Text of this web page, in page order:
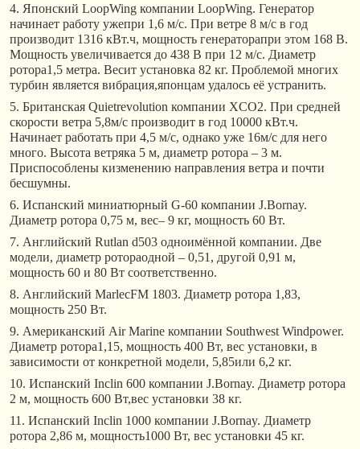
4. Японский LoopWing компании LoopWing. Генератор
начинает работу ужепри 1,6 м/с. При ветре 8 м/с в год
производит 1316 кВт.ч, мощность генераторапри этом 168 В.
Мощность увеличивается до 438 В при 12 м/с. Диаметр
ротора1,5 метра. Весит установка 82 кг. Проблемой многих
турбин является вибрация,японцам удалось её устранить.
5. Британская Quietrevolution компании XCO2. При средней
скорости ветра 5,8м/с производит в год 10000 кВт.ч.
Начинает работать при 4,5 м/с, однако уже 16м/с для него
много. Высота ветряка 5 м, диаметр ротора – 3 м.
Приспособлены кизменению направления ветра и почти
бесшумны.
6. Испанский миниатюрный G-60 компании J.Bornay.
Диаметр ротора 0,75 м, вес– 9 кг, мощность 60 Вт.
7. Английский Rutlan d503 одноимённой компании. Две
модели, диаметр ротораодной – 0,51, другой 0,91 м,
мощность 60 и 80 Вт соответственно.
8. Английский MarlecFM 1803. Диаметр ротора 1,83,
мощность 250 Вт.
9. Американский Air Marine компании Southwest Windpower.
Диаметр ротора1,15, мощность 400 Вт, вес установки, в
зависимости от конкретной модели, 5,85или 6,2 кг.
10. Испанский Inclin 600 компании J.Bornay. Диаметр ротора
2 м, мощность 600 Вт,вес установки 38 кг.
11. Испанский Inclin 1000 компании J.Bornay. Диаметр
ротора 2,86 м, мощность1000 Вт, вес установки 45 кг.